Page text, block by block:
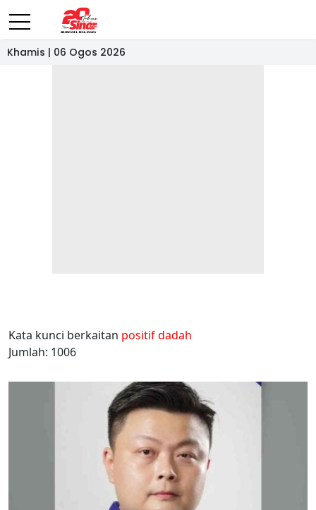
Khamis | 06 Ogos 2026
Kata kunci berkaitan positif dadah
Jumlah: 1006